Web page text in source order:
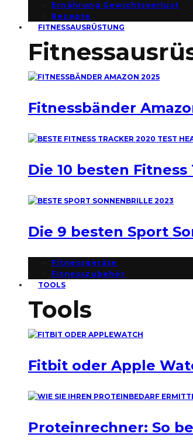
Ernährung Gewichtsverlust
Rezepte
FITNESSAUSRÜSTUNG
Fitnessbänder
Die 10 besten
Die 9 besten Sport
Fitnessgeräte
Fitnesszubehör
TOOLS
Tools
Fitbit oder Apple
Proteinrechner: So